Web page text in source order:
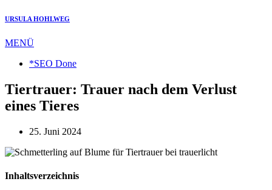
URSULA HOHLWEG
MENÜ
*SEO Done
Tiertrauer: Trauer nach dem Verlust
eines Tieres
25. Juni 2024
Inhaltsverzeichnis